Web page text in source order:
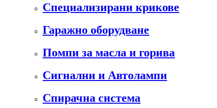
Специализирани крикове
Гаражно оборудване
Помпи за масла и горива
Сигнални и Автолампи
Спирачна система